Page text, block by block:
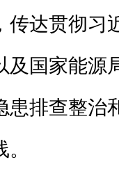
传达贯彻习
及国家能源
患排查整治